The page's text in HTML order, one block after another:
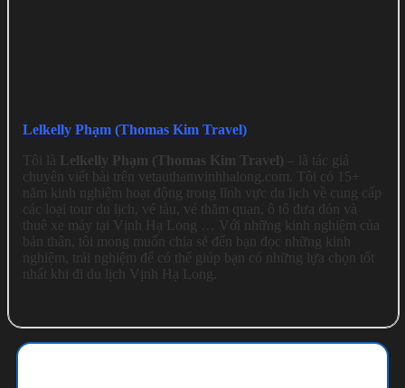
Lelkelly Phạm (Thomas Kim Travel)
Tôi là Lelkelly Phạm (Thomas Kim Travel) – là tác giả
chuyên viết bài trên vetauthamvinhhalong.com. Tôi có 15+
năm kinh nghiệm hoạt động trong lĩnh vực du lịch về cung cấp
các loại tour du lịch, vé tàu, vé thăm quan, ô tô đưa đón và
thuê xe máy tại Vịnh Hạ Long … Với những kinh nghiệm của
bản thân, tôi mong muốn chia sẻ đến bạn đọc những kinh
nghiệm, trải nghiệm để có thể giúp bạn có những lựa chọn tốt
nhất khi đi du lịch Vịnh Hạ Long.